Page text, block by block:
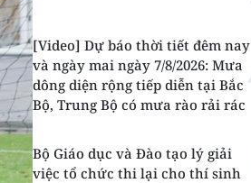
[Video] Dự báo thời tiết đêm nay
và ngày mai ngày 7/8/2026: Mưa
dông diện rộng tiếp diễn tại Bắc
Bộ, Trung Bộ có mưa rào rải rác
Bộ Giáo dục và Đào tạo lý giải
việc tổ chức thi lại cho thí sinh